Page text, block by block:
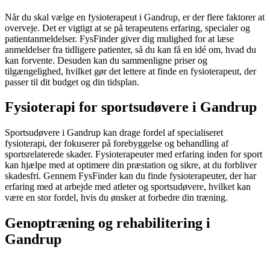
Når du skal vælge en fysioterapeut i Gandrup, er der flere faktorer at
overveje. Det er vigtigt at se på terapeutens erfaring, specialer og
patientanmeldelser. FysFinder giver dig mulighed for at læse
anmeldelser fra tidligere patienter, så du kan få en idé om, hvad du
kan forvente. Desuden kan du sammenligne priser og
tilgængelighed, hvilket gør det lettere at finde en fysioterapeut, der
passer til dit budget og din tidsplan.
Fysioterapi for sportsudøvere i Gandrup
Sportsudøvere i Gandrup kan drage fordel af specialiseret
fysioterapi, der fokuserer på forebyggelse og behandling af
sportsrelaterede skader. Fysioterapeuter med erfaring inden for sport
kan hjælpe med at optimere din præstation og sikre, at du forbliver
skadesfri. Gennem FysFinder kan du finde fysioterapeuter, der har
erfaring med at arbejde med atleter og sportsudøvere, hvilket kan
være en stor fordel, hvis du ønsker at forbedre din træning.
Genoptræning og rehabilitering i
Gandrup